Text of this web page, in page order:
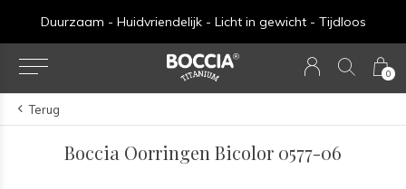
0
Duurzaam - Huidvriendelijk - Licht in gewicht - Tijdloos
Terug
Boccia Oorringen Bicolor 0577-06